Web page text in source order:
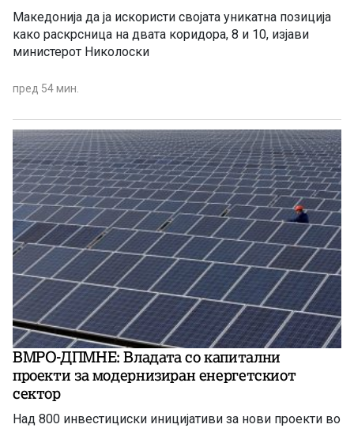
Македонија да ја искористи својата уникатна позиција
како раскрсница на двата коридора, 8 и 10, изјави
министерот Николоски
пред 54 мин.
ВМРО-ДПМНЕ: Владата со капитални
проекти за модернизиран енергетскиот
сектор
Над 800 инвестициски иницијативи за нови проекти во